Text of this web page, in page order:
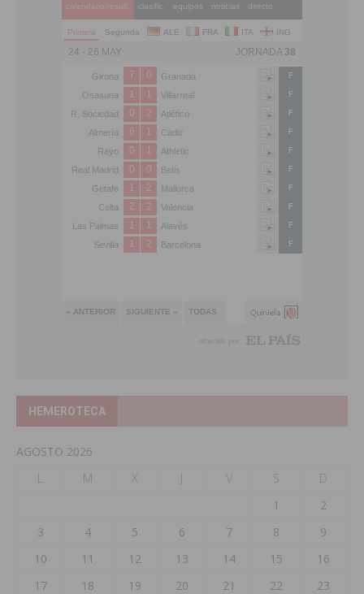
HEMEROTECA
AGOSTO 2026
L
M X J V S
D
1
2
3
4 5 6 7 8
9
10
11 12 13 14 15
16
17
18 19 20 21 22
23